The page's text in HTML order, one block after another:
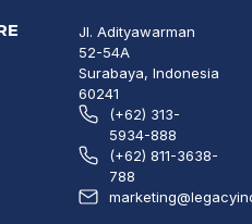
Jl. Adityawarman
52-54A
Surabaya, Indonesia
60241
(+62) 313-
5934-888
(+62) 811-3638-
788